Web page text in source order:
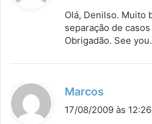
s
e
Olá, Denilso. Muito
separação de
Obrigadão. See
Marcos
i
17/08/2009 às